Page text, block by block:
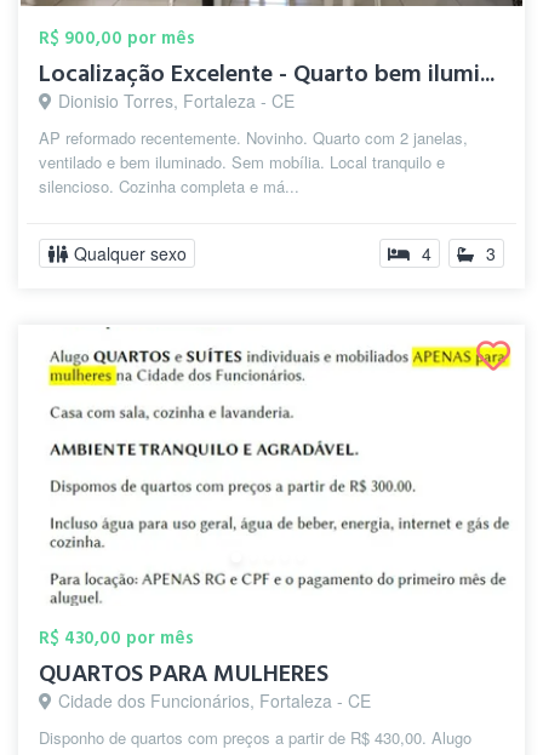
R$ 900,00 por mês
Localização Excelente - Quarto bem ilumi...
Dionisio Torres, Fortaleza - CE
AP reformado recentemente. Novinho. Quarto com 2 janelas,
ventilado e bem iluminado. Sem mobília. Local tranquilo e
silencioso. Cozinha completa e má...
Qualquer sexo 4 3
R$ 430,00 por mês
QUARTOS PARA MULHERES
Cidade dos Funcionários, Fortaleza - CE
Disponho de quartos com preços a partir de R$ 430,00. Alugo